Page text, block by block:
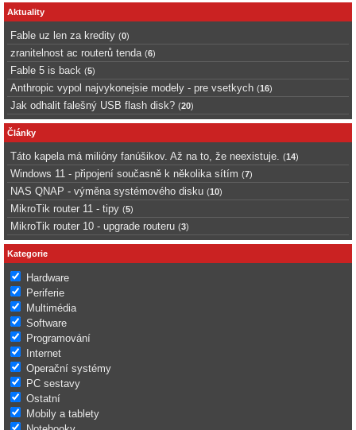
Aktuality
Fable uz len za kredity (0)
zranitelnost ac routerů tenda (6)
Fable 5 is back (5)
Anthropic vypol najvykonejsie modely - pre vsetkych (16)
Jak odhalit falešný USB flash disk? (20)
Články
Táto kapela má milióny fanúšikov. Až na to, že neexistuje. (14)
Windows 11 - připojení současně k několika sítím (7)
NAS QNAP - výměna systémového disku (10)
MikroTik router 11 - tipy (5)
MikroTik router 10 - upgrade routeru (3)
Kategorie
Hardware
Periferie
Multimédia
Software
Programování
Internet
Operační systémy
PC sestavy
Ostatní
Mobily a tablety